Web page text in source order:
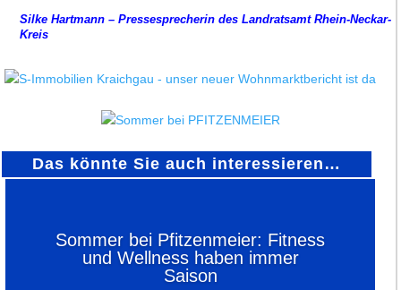
Silke Hartmann – Pressesprecherin des Landratsamt Rhein-Neckar-
Kreis
Das könnte Sie auch interessieren…
Sommer bei Pfitzenmeier: Fitness
und Wellness haben immer
Saison